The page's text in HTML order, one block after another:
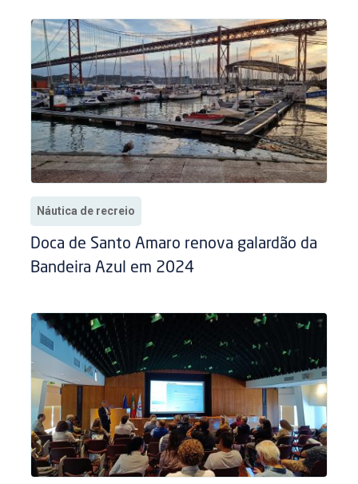
Náutica de recreio
Doca de Santo Amaro renova galardão da
Bandeira Azul em 2024